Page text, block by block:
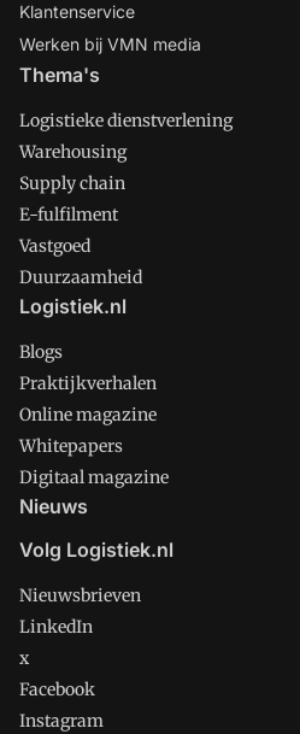
Klantenservice
Werken bij VMN media
Thema's
Logistieke dienstverlening
Warehousing
Supply chain
E-fulfilment
Vastgoed
Duurzaamheid
Logistiek.nl
Blogs
Praktijkverhalen
Online magazine
Whitepapers
Digitaal magazine
Nieuws
Volg Logistiek.nl
Nieuwsbrieven
LinkedIn
x
Facebook
Instagram